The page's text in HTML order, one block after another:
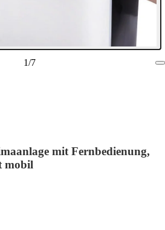
1/7
mit Fernbedienung,
mobil